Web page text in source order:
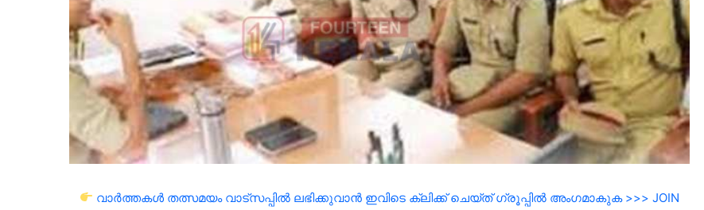
വാർത്തകൾ തത്സമയം വാട്സപ്പിൽ ലഭിക്കുവാൻ ഇവിടെ ക്ലിക്ക് ചെയ്ത് ഗ്രൂപ്പിൽ അംഗമാകുക >>> JOIN